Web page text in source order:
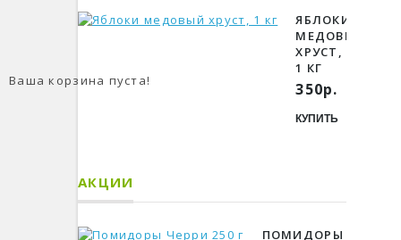
Ваша корзина пуста!
ЯБЛОКИ
МЕДОВЫЙ
ХРУСТ,
1 КГ
350р.
КУПИТЬ
АКЦИИ
ПОМИДОРЫ